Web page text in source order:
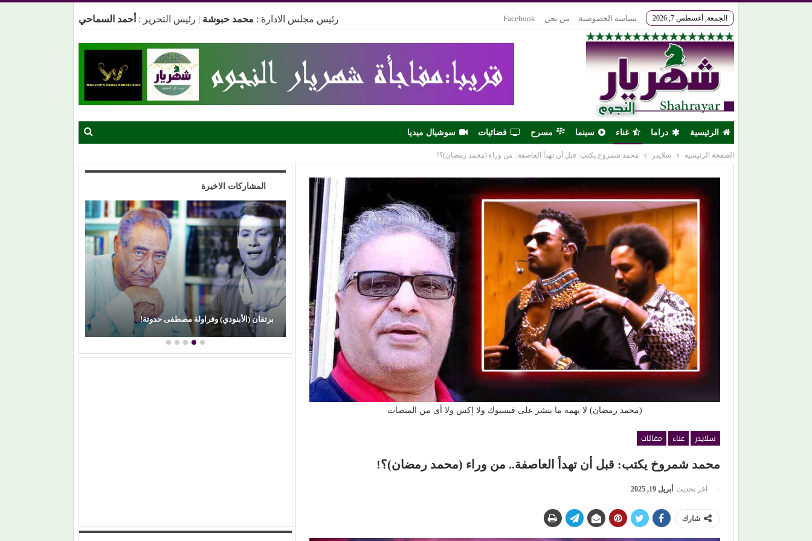
الجمعة, أغسطس 7, 2026 سياسة الخصوصية من نحن Facebook رئيس مجلس الادارة : محمد حبوشة | رئيس التحرير : أحمد السماحي
الرئيسية دراما غناء سينما مسرح فضائيات سوشيال ميديا
الصفحة الرئيسية سلايدر محمد شمروخ يكتب: قبل أن تهدأ العاصفة.. من وراء (محمد رمضان)؟!
(محمد رمضان) لا يهمه ما ينشر على فيسبوك ولا إكس ولا أى من المنصات
سلايدر غناء
مقالات
محمد شمروخ يكتب: قبل أن تهدأ العاصفة.. من وراء (محمد رمضان)؟!
آخر تحديث أبريل 19, 2025
شارك
المشاركات الاخيرة
من (حمانا) إلى القلوب.. (بلقيس) تغني للأمهات في (زهر
ليمون)
عذوبة ورومانسية (عفاف راضي) في غناء (الذكريات)
تفرض حضورها الراقي من جديد
برتقان (الأبنودي) وفراولة مصطفى حدوتة!